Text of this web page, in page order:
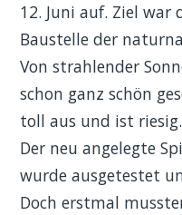
12. Juni auf. Ziel war
Baustelle der
Von strahlender
schon ganz schön
toll aus und ist
Der neu angelegte
wurde ausgetestet
Doch erstmal